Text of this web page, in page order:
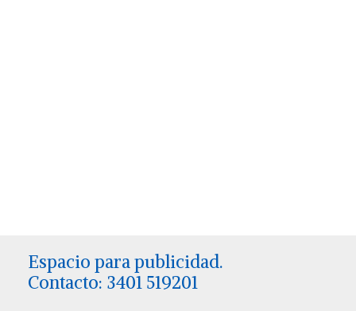
Espacio para publicidad.
Contacto: 3401 519201